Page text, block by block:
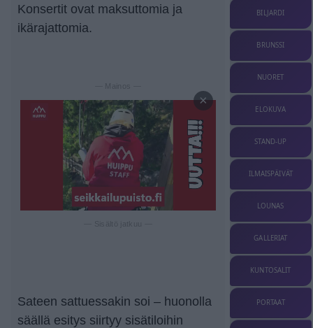
Konsertit ovat maksuttomia ja
ikärajattomia.
— Mainos —
×
Sateen sattuessakin soi – huonolla
säällä esitys siirtyy sisätiloihin
BILJARDI
BRUNSSI
NUORET
ELOKUVA
STAND-UP
ILMAISPÄIVÄT
LOUNAS
GALLERIAT
KUNTOSALIT
PORTAAT